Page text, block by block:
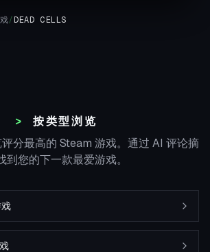
/ DEAD CELLS
按类型浏览
分最高的 Steam 游戏。通过 AI 评论摘
到您的下一款最爱游戏。